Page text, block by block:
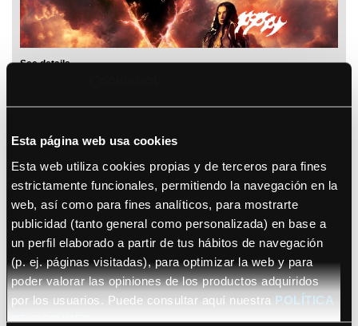
Esta página web usa cookies
Esta web utiliza cookies propias y de terceros para fines
estrictamente funcionales, permitiendo la navegación en la
web, así como para fines analíticos, para mostrarte
publicidad (tanto general como personalizada) en base a
un perfil elaborado a partir de tus hábitos de navegación
(p. ej. páginas visitadas), para optimizar la web y para
poder valorar las opiniones de los productos adquiridos
por los usuarios. Puede consultar aquí nuestra POLÍTICA
DE COOKIES
See details
October 22, 2026 (Barcelona)
Sananda Maitreya